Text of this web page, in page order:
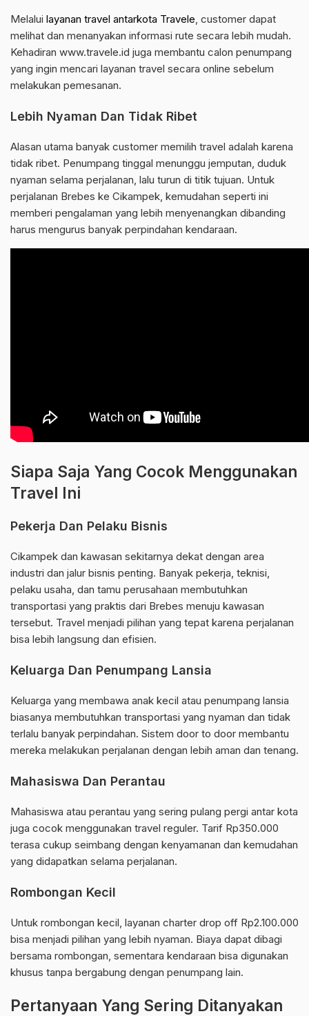
Melalui layanan travel antarkota Travele, customer dapat
melihat dan menanyakan informasi rute secara lebih mudah.
Kehadiran www.travele.id juga membantu calon penumpang
yang ingin mencari layanan travel secara online sebelum
melakukan pemesanan.
Lebih Nyaman Dan Tidak Ribet
Alasan utama banyak customer memilih travel adalah karena
tidak ribet. Penumpang tinggal menunggu jemputan, duduk
nyaman selama perjalanan, lalu turun di titik tujuan. Untuk
perjalanan Brebes ke Cikampek, kemudahan seperti ini
memberi pengalaman yang lebih menyenangkan dibanding
harus mengurus banyak perpindahan kendaraan.
Siapa Saja Yang Cocok Menggunakan
Travel Ini
Pekerja Dan Pelaku Bisnis
Cikampek dan kawasan sekitarnya dekat dengan area
industri dan jalur bisnis penting. Banyak pekerja, teknisi,
pelaku usaha, dan tamu perusahaan membutuhkan
transportasi yang praktis dari Brebes menuju kawasan
tersebut. Travel menjadi pilihan yang tepat karena perjalanan
bisa lebih langsung dan efisien.
Keluarga Dan Penumpang Lansia
Keluarga yang membawa anak kecil atau penumpang lansia
biasanya membutuhkan transportasi yang nyaman dan tidak
terlalu banyak perpindahan. Sistem door to door membantu
mereka melakukan perjalanan dengan lebih aman dan tenang.
Mahasiswa Dan Perantau
Mahasiswa atau perantau yang sering pulang pergi antar kota
juga cocok menggunakan travel reguler. Tarif Rp350.000
terasa cukup seimbang dengan kenyamanan dan kemudahan
yang didapatkan selama perjalanan.
Rombongan Kecil
Untuk rombongan kecil, layanan charter drop off Rp2.100.000
bisa menjadi pilihan yang lebih nyaman. Biaya dapat dibagi
bersama rombongan, sementara kendaraan bisa digunakan
khusus tanpa bergabung dengan penumpang lain.
Pertanyaan Yang Sering Ditanyakan